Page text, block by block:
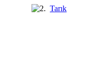
Tarık